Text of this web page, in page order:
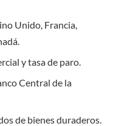
Unido, Francia,
y tasa de paro.
Central de la
de bienes duraderos.